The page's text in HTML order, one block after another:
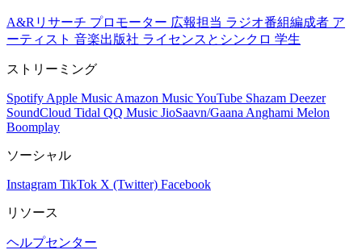
A&Rリサーチ プロモーター 広報担当 ラジオ番組編成者 ア
ーティスト 音楽出版社 ライセンスとシンクロ 学生
ストリーミング
Spotify Apple Music Amazon MusicYouTube Shazam Deezer
SoundCloud Tidal QQ Music JioSaavn/Gaana Anghami Melon
Boomplay
ソーシャル
Instagram TikTok X (Twitter) Facebook
リソース
ヘルプセンター